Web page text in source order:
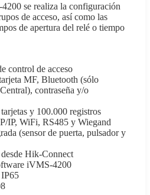
se realiza la configuración
de acceso, así como las
de apertura del relé o tiempo
control de acceso
MF, Bluetooth (sólo
contraseña y/o
y 100.000 registros
IP, WiFi, RS485 y Wiegand
(sensor de puerta, pulsador y
Hik-Connect
iVMS-4200